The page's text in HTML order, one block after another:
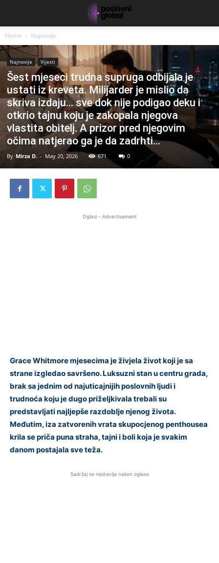
Home Najnovije
Najnovije Vijesti
Šest mjeseci trudna supruga odbijala je
ustati iz kreveta. Milijarder je mislio da
skriva izdaju… sve dok nije podigao deku i
otkrio tajnu koju je zakopala njegova
vlastita obitelj. A prizor pred njegovim
očima natjerao ga je da zadrhti…
By Mirza D. - May 20, 2026 671 0
Oglasi - Advertisement
Grace Whitmore mjesecima je živjela život koji je sa
strane izgledao savršeno. Luksuzni stan u centru grada,
brak sa jednim od najuticajnijih poslovnih ljudi i
trudnoća koju je dugo priželjkivala trebali su
predstavljati najljepše razdoblje njenog života.
Međutim, iza zatvorenih vrata skupocjenog penthousea
krila se priča puna straha, tajni i boli koja je svakim
danom postajala sve teža.
Sadržaj se nastavlja nakon oglasa